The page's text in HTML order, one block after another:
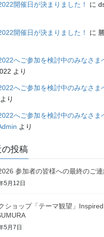
開催日が決まりました！ に
開催日が決まりました！ に
へご参加を検討中のみなさま
より
へご参加を検討中のみなさま
より
へご参加を検討中のみなさま
より
の投稿
参加者の皆様への最終のご
5月12日
ショップ「テーマ観望」
5月7日